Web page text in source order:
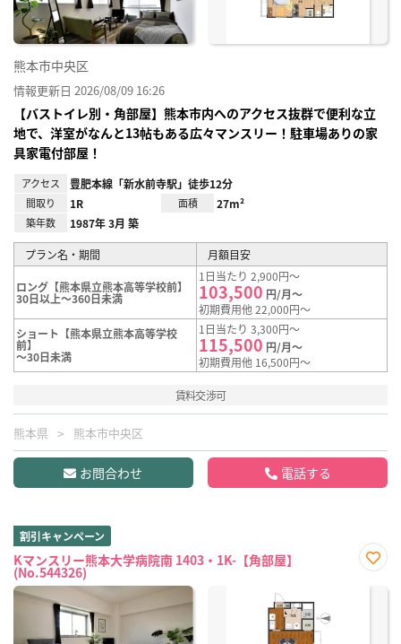
熊本市中央区
情報更新日 2026/08/09 16:26
【バストイレ別・角部屋】熊本市内へのアクセス抜群で便利な立
地で、洋室がなんと13帖もある広々マンスリー！駐車場ありの家
具家電付部屋！
アクセス 豊肥本線「新水前寺駅」徒歩12分
間取り 1R 面積 27m²
築年数 1987年 3月 築
プラン名・期間 月額目安
ロング【熊本県立熊本高等学校前】
30日以上～360日未満
1日当たり 2,900円～
103,500 円/月～
初期費用他 22,000円～
ショート【熊本県立熊本高等学校
前】
～30日未満
1日当たり 3,300円～
115,500 円/月～
初期費用他 16,500円～
賃料交渉可
熊本県 熊本市中央区
お問合わせ 電話する
割引キャンペーン
Kマンスリー熊本大学病院南 1403・1K-【角部屋】
(No.544326)
に入